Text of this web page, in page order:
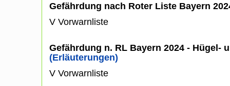
Gefährdung nach Roter Liste Bayern
V Vorwarnliste
Gefährdung n. RL Bayern 2024 - Hügel-
(Erläuterungen)
V Vorwarnliste